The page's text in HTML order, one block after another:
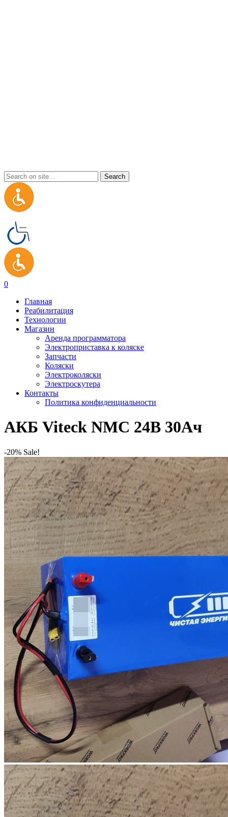
0
Главная
Реабилитация
Технологии
Магазин
Аренда программатора
Электроприставка к коляске
Запчасти
Коляски
Электроколяски
Электроскутера
Контакты
Политика конфиденциальности
АКБ Viteck NMC 24В 30Ач
-20% Sale!